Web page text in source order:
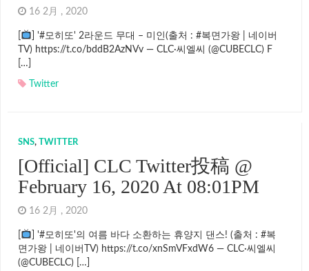
16 2月 , 2020
] '#모히또' 2라운드 무대 – 미인(출처 : #복면가왕 | 네이버
TV) https://t.co/bddB2AzNVv — CLC·씨엘씨 (@CUBECLC) F
[…]
Twitter
SNS, TWITTER
[Official] CLC Twitter投稿 @
February 16, 2020 At 08:01PM
16 2月 , 2020
] '#모히또'의 여름 바다 소환하는 휴양지 댄스! (출처 : #복
면가왕 | 네이버TV) https://t.co/xnSmVFxdW6 — CLC·씨엘씨
(@CUBECLC) […]